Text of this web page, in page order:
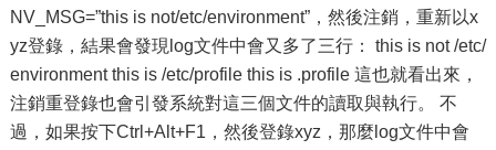
NV_MSG=”this is not/etc/environment”，然後注銷，重新以x
yz登錄，結果會發現log文件中會又多了三行： this is not /etc/
environment this is /etc/profile this is .profile 這也就看出來，
注銷重登錄也會引發系統對這三個文件的讀取與執行。 不
過，如果按下Ctrl+Alt+F1，然後登錄xyz，那麼log文件中會